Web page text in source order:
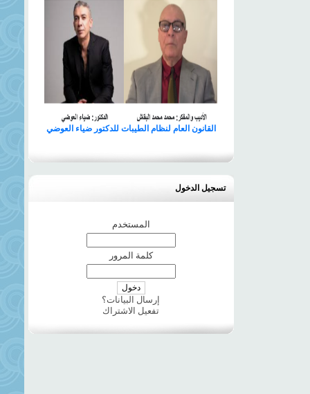
القانون العام لنظام الطيبات للدكتور ضياء العوضي
تسجيل الدخول
المستخدم
كلمة المرور
إرسال البيانات؟
تفعيل الاشتراك